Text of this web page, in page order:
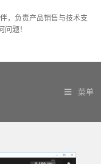
，负责产品销售与技术支
题！
菜单